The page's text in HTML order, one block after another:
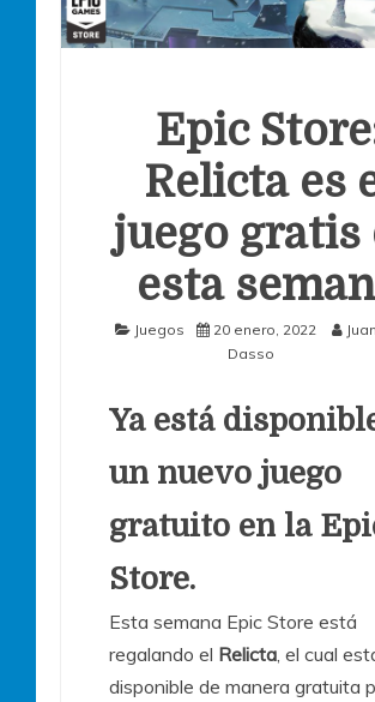
Epic
Relicta es
juego gratis
esta
Juegos 20 enero, 2022
Dasso
Ya está
un nuevo juego
gratuito en la
Store.
Esta semana Epic Store está
regalando el Relicta , el cual
disponible de manera gratuita